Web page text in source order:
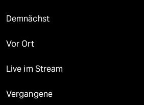
Demnächst
Vor Ort
Live im Stream
Vergangene